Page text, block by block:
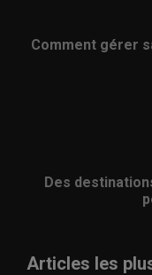
Comment gérer
Des
Articles les